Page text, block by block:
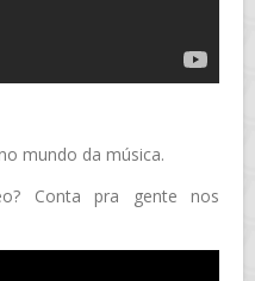
mundo da música.
Conta pra gente nos